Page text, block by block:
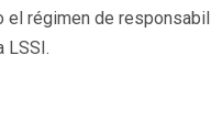
el régimen de
LSSI.